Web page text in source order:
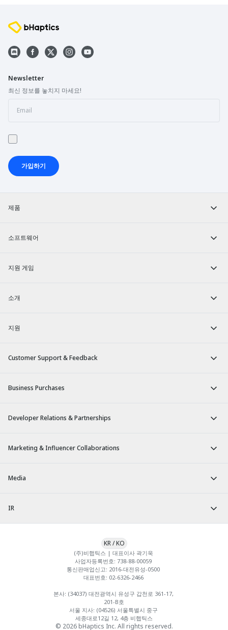
제품
소프트웨어
지원 게임
소개
지원
Customer Support & Feedback
Business Purchases
Developer Relations & Partnerships
Marketing & Influencer Collaborations
Media
IR
Newsletter
최신 정보를 놓치지 마세요!
가입하기
© 2026 bHaptics Inc. All rights reserved.
(주)비햅틱스 | 대표이사 곽기욱
사업자등록번호: 738-88-00059
통신판매업신고: 2016-대전유성-0500
대표번호: 02-6326-2466
본사: (34037) 대전광역시 유성구 갑천로 361-17,
201-B호
서울 지사: (04526) 서울특별시 중구
세종대로12길 12, 4층 비햅틱스
KR/KO